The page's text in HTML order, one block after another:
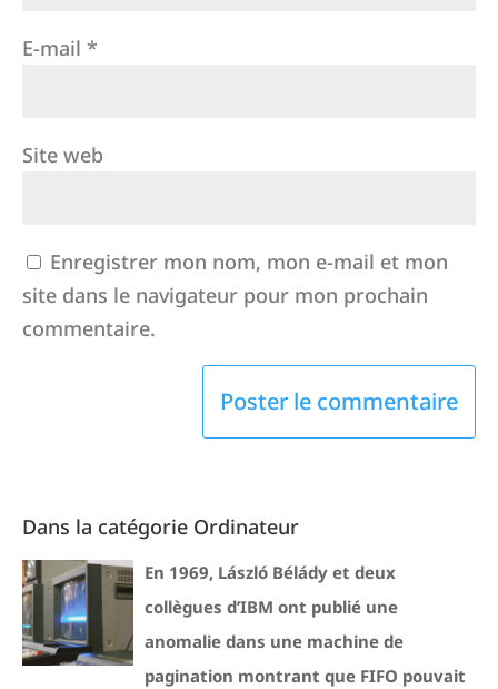
E-mail *
Site web
Enregistrer mon nom, mon e-mail et mon
site dans le navigateur pour mon prochain
commentaire.
Dans la catégorie Ordinateur
En 1969, László Bélády et deux
collègues d’IBM ont publié une
anomalie dans une machine de
pagination montrant que FIFO pouvait